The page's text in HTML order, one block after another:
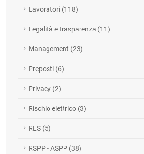
Lavoratori (118)
Legalità e trasparenza (11)
Management (23)
Preposti (6)
Privacy (2)
Rischio elettrico (3)
RLS (5)
RSPP - ASPP (38)